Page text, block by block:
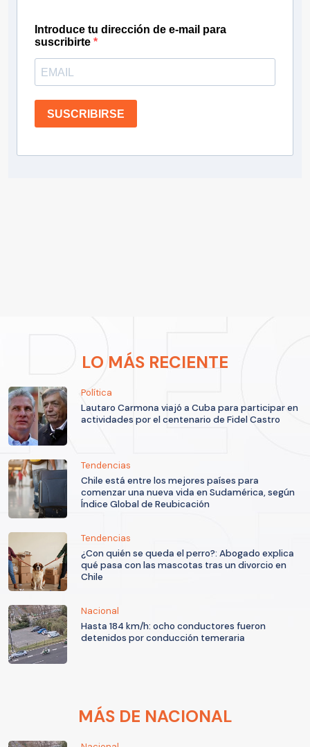
Introduce tu dirección de e-mail para
suscribirte
SUSCRIBIRSE
LO MÁS RECIENTE
Política
Lautaro Carmona viajó a Cuba para participar en
actividades por el centenario de Fidel Castro
Tendencias
Chile está entre los mejores países para
comenzar una nueva vida en Sudamérica, según
Índice Global de Reubicación
Tendencias
¿Con quién se queda el perro?: Abogado explica
qué pasa con las mascotas tras un divorcio en
Chile
Nacional
Hasta 184 km/h: ocho conductores fueron
detenidos por conducción temeraria
MÁS DE NACIONAL